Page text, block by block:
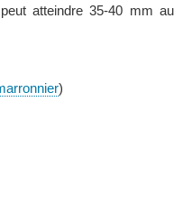
atteindre 35-40 mm au
)